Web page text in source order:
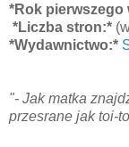
*Rok pierwszego
*Liczba stron:*
*Wydawnictwo:*
"- Jak matka
przesrane jak toi-